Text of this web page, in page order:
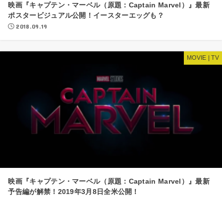
映画『キャプテン・マーベル（原題：Captain Marvel）』最新
ポスタービジュアル公開！イースターエッグも？
2018.09.19
MOVIE | TV
映画『キャプテン・マーベル（原題：Captain Marvel）』最新
予告編が解禁！2019年3月8日全米公開！